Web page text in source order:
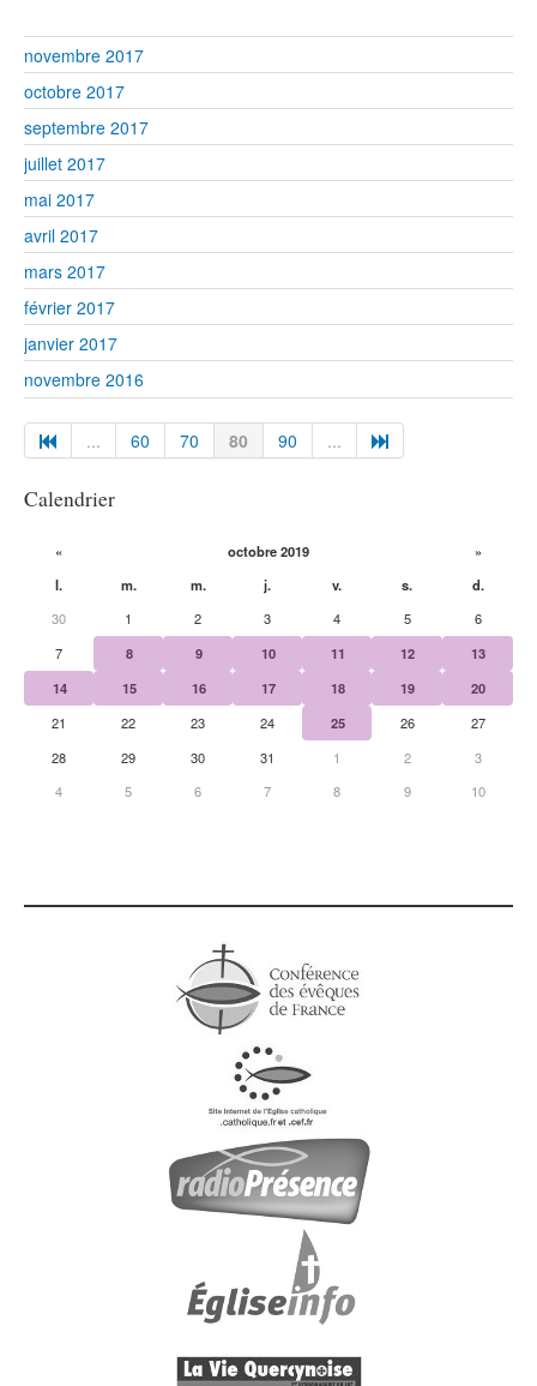
novembre 2017
octobre 2017
septembre 2017
juillet 2017
mai 2017
avril 2017
mars 2017
février 2017
janvier 2017
novembre 2016
... 60 70 80 90 ...
Calendrier
« octobre 2019
»
l.
m. m. j. v. s.
d.
30
1 2 3 4 5
6
7
8 9 10 11 12
13
14
15 16 17 18 19
20
21
22 23 24 25 26
27
28
29 30 31 1 2
3
4
5 6 7 8 9 10